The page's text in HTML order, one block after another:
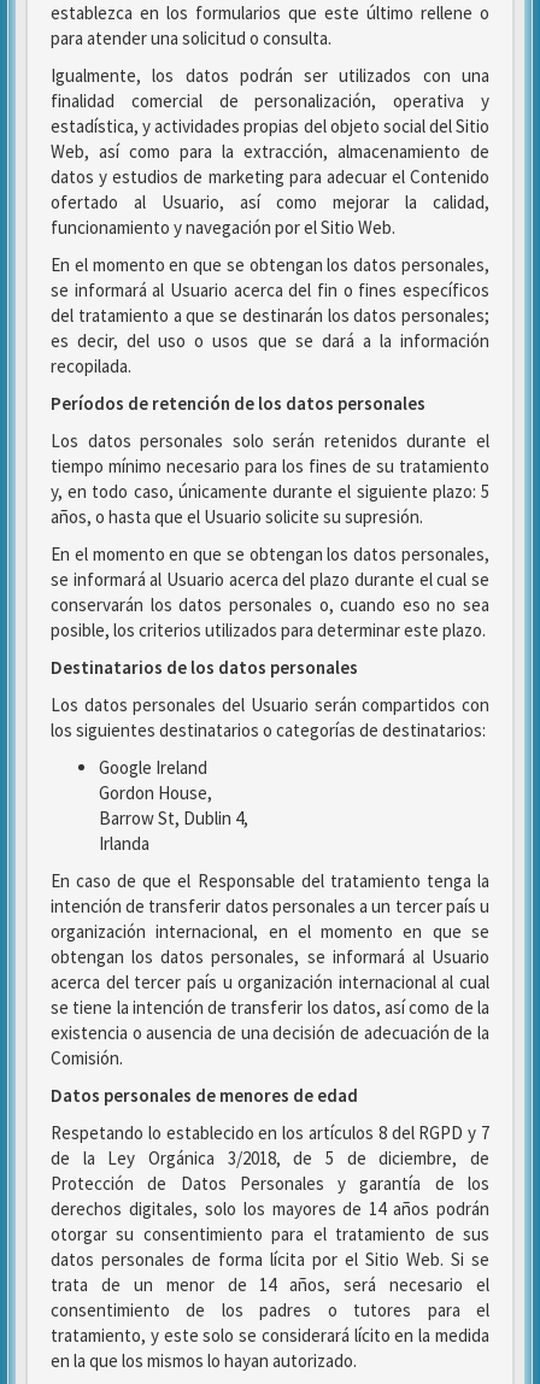
establezca en los formularios que este último rellene o
para atender una solicitud o consulta.
Igualmente, los datos podrán ser utilizados con una
finalidad comercial de personalización, operativa y
estadística, y actividades propias del objeto social del Sitio
Web, así como para la extracción, almacenamiento de
datos y estudios de marketing para adecuar el Contenido
ofertado al Usuario, así como mejorar la calidad,
funcionamiento y navegación por el Sitio Web.
En el momento en que se obtengan los datos personales,
se informará al Usuario acerca del fin o fines específicos
del tratamiento a que se destinarán los datos personales;
es decir, del uso o usos que se dará a la información
recopilada.
Períodos de retención de los datos personales
Los datos personales solo serán retenidos durante el
tiempo mínimo necesario para los fines de su tratamiento
y, en todo caso, únicamente durante el siguiente plazo: 5
años, o hasta que el Usuario solicite su supresión.
En el momento en que se obtengan los datos personales,
se informará al Usuario acerca del plazo durante el cual se
conservarán los datos personales o, cuando eso no sea
posible, los criterios utilizados para determinar este plazo.
Destinatarios de los datos personales
Los datos personales del Usuario serán compartidos con
los siguientes destinatarios o categorías de destinatarios:
Google Ireland
Gordon House,
Barrow St, Dublin 4,
Irlanda
En caso de que el Responsable del tratamiento tenga la
intención de transferir datos personales a un tercer país u
organización internacional, en el momento en que se
obtengan los datos personales, se informará al Usuario
acerca del tercer país u organización internacional al cual
se tiene la intención de transferir los datos, así como de la
existencia o ausencia de una decisión de adecuación de la
Comisión.
Datos personales de menores de edad
Respetando lo establecido en los artículos 8 del RGPD y 7
de la Ley Orgánica 3/2018, de 5 de diciembre, de
Protección de Datos Personales y garantía de los
derechos digitales, solo los mayores de 14 años podrán
otorgar su consentimiento para el tratamiento de sus
datos personales de forma lícita por el Sitio Web. Si se
trata de un menor de 14 años, será necesario el
consentimiento de los padres o tutores para el
tratamiento, y este solo se considerará lícito en la medida
en la que los mismos lo hayan autorizado.